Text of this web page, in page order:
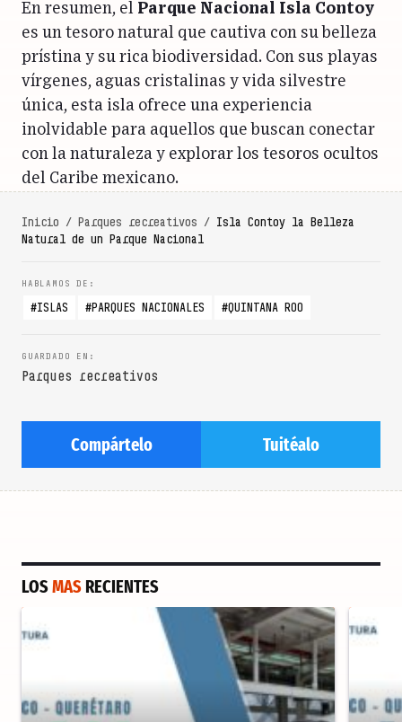
En resumen, el Parque Nacional Isla Contoy
es un tesoro natural que cautiva con su belleza
prístina y su rica biodiversidad. Con sus playas
vírgenes, aguas cristalinas y vida silvestre
única, esta isla ofrece una experiencia
inolvidable para aquellos que buscan conectar
con la naturaleza y explorar los tesoros ocultos
del Caribe mexicano.
Inicio / Parques recreativos / Isla Contoy la Belleza
Natural de un Parque Nacional
ISLAS PARQUES NACIONALES QUINTANA ROO
Parques recreativos
Compártelo Tuitéalo
LOSMAS RECIENTES